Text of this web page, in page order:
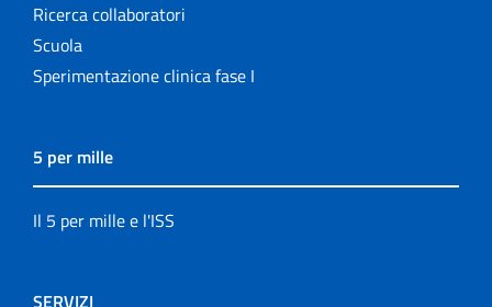
Ricerca collaboratori
Scuola
Sperimentazione clinica fase I
5 per mille
Il 5 per mille e l'ISS
SERVIZI